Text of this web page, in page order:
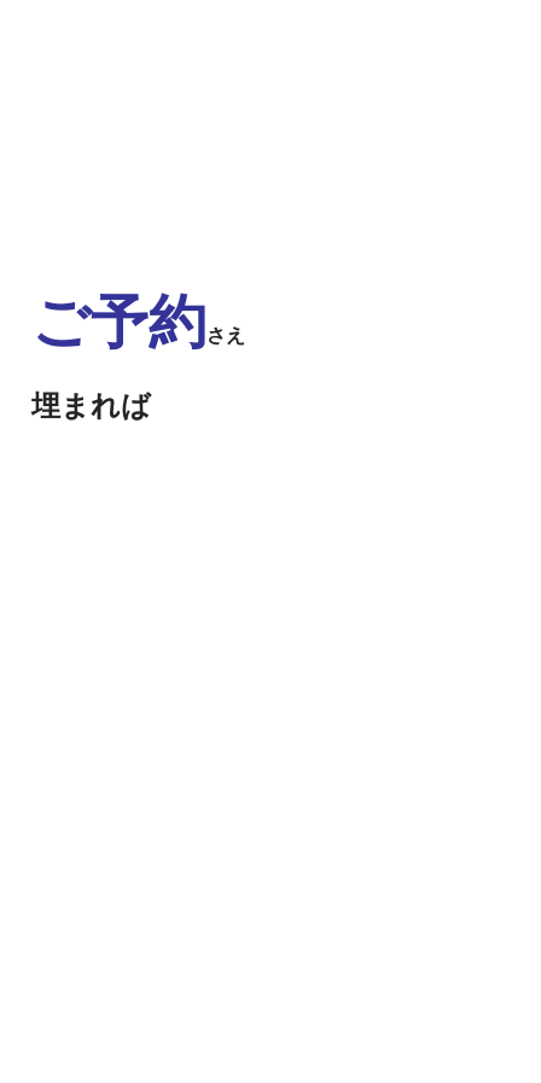
ご予約さえ
埋まれば